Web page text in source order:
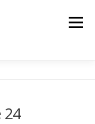
Menu
24